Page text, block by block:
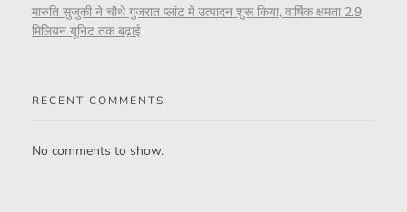
मारुति सुजुकी ने चौथे गुजरात प्लांट में उत्पादन शुरू किया, वार्षिक क्षमता 2.9
मिलियन यूनिट तक बढ़ाई
RECENT COMMENTS
No comments to show.